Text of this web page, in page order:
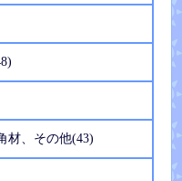
材、その他(43)